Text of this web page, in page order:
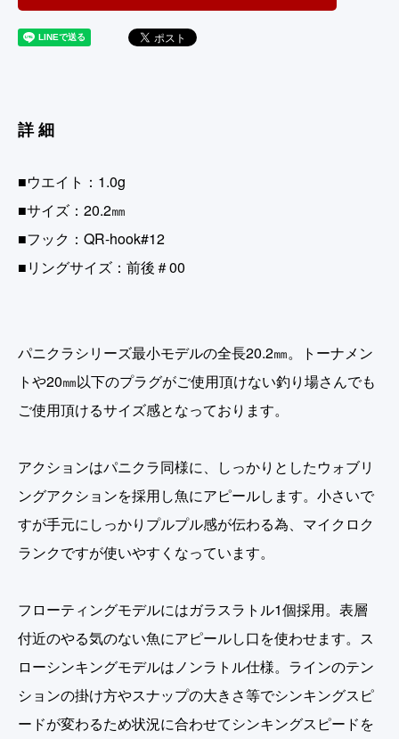
詳細
■ウエイト：1.0g
■サイズ：20.2㎜
■フック：QR-hook#12
■リングサイズ：前後＃00
パニクラシリーズ最小モデルの全長20.2㎜。トーナメン
トや20㎜以下のプラグがご使用頂けない釣り場さんでも
ご使用頂けるサイズ感となっております。
アクションはパニクラ同様に、しっかりとしたウォブリ
ングアクションを採用し魚にアピールします。小さいで
すが手元にしっかりプルプル感が伝わる為、マイクロク
ランクですが使いやすくなっています。
フローティングモデルにはガラスラトル1個採用。表層
付近のやる気のない魚にアピールし口を使わせます。ス
ローシンキングモデルはノンラトル仕様。ラインのテン
ションの掛け方やスナップの大きさ等でシンキングスピ
ードが変わるため状況に合わせてシンキングスピードを